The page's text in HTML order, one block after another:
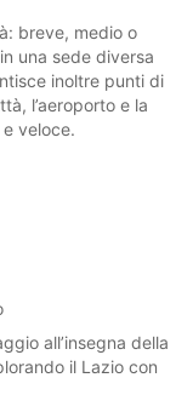
breve, medio o
una sede diversa
inoltre punti di
l’aeroporto e la
veloce.
all’insegna della
il Lazio con